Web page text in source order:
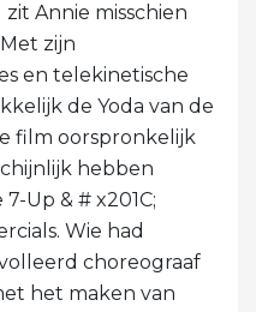
Annie misschien
zijn
en telekinetische
de Yoda van de
film oorspronkelijk
hebben
Up & # x201C;
Wie had
choreograaf
het maken van